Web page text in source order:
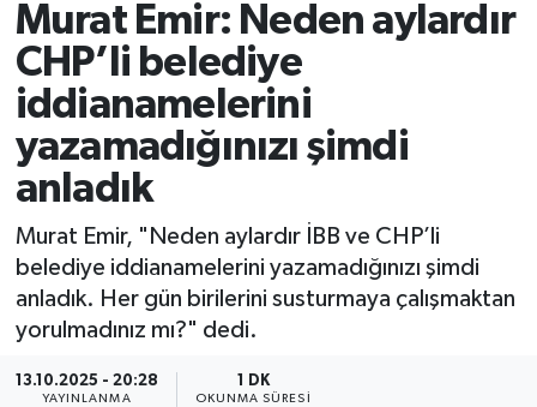
Murat Emir: Neden aylardır
CHP’li belediye
iddianamelerini
yazamadığınızı şimdi
anladık
Murat Emir, "Neden aylardır İBB ve CHP’li
belediye iddianamelerini yazamadığınızı şimdi
anladık. Her gün birilerini susturmaya çalışmaktan
yorulmadınız mı?" dedi.
13.10.2025 - 20:28
YAYINLANMA
1 DK
OKUNMA SÜRESI
Son Dakika Haberleri
Haber Arşivi